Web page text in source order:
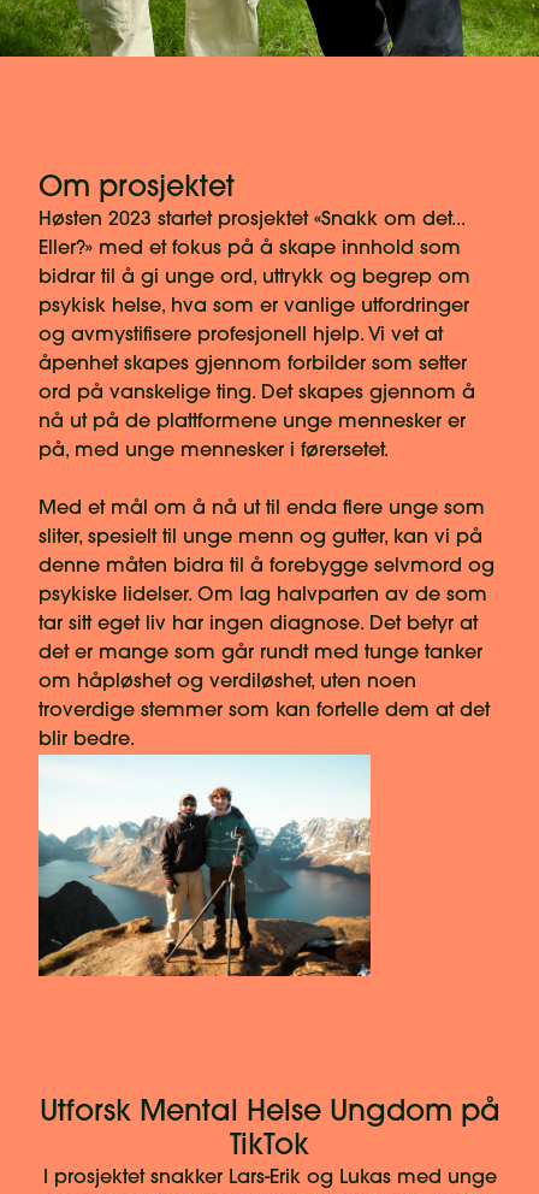
Om prosjektet
Høsten 2023 startet prosjektet «Snakk om det...
Eller?» med et fokus på å skape innhold som
bidrar til å gi unge ord, uttrykk og begrep om
psykisk helse, hva som er vanlige utfordringer
og avmystifisere profesjonell hjelp. Vi vet at
åpenhet skapes gjennom forbilder som setter
ord på vanskelige ting. Det skapes gjennom å
nå ut på de plattformene unge mennesker er
på, med unge mennesker i førersetet.
Med et mål om å nå ut til enda flere unge som
sliter, spesielt til unge menn og gutter, kan vi på
denne måten bidra til å forebygge selvmord og
psykiske lidelser. Om lag halvparten av de som
tar sitt eget liv har ingen diagnose. Det betyr at
det er mange som går rundt med tunge tanker
om håpløshet og verdiløshet, uten noen
troverdige stemmer som kan fortelle dem at det
blir bedre.
Utforsk Mental Helse Ungdom på
TikTok
I prosjektet snakker Lars-Erik og Lukas med unge